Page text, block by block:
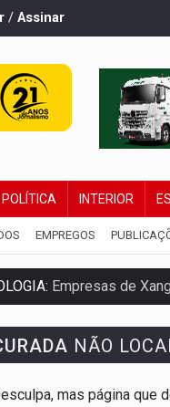
/ Assinar
POLÍTICA INTERIOR
EMPREGOS
Empresas de
A TERRA:China
Motociclista morre após
UM NUGGET:Essa
NÃO
mas página que